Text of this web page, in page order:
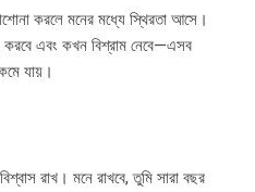
করলে মনের মধ্যে স্থিরতা আসে।
এবং কখন বিশ্রাম নেবে—এসব
যায়।
রাখ। মনে রাখবে, তুমি সারা বছর